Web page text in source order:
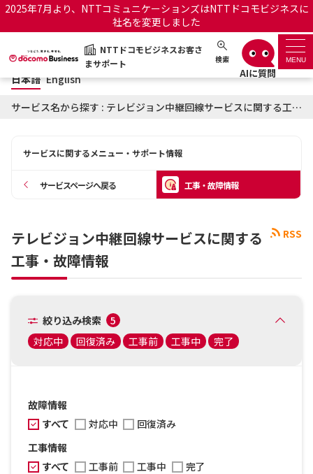
2025年7月より、NTTコミュニケーションズはNTTドコモビジネスに
社名を変更しました
NTTドコモビジネスお客さ
まサポート
検索 MENU
NTTドコモビジネスお客さまサポート 日本語 English
サポートトップ
OCNのお客さまはこちら
工事・故障情報通知サー
日本語 English
サービス名から探す : テレビジョン中継回線サービスに関する工事・故障情報
サービスに関するメニュー・サポート情報
サービスページへ戻る 工事・故障情報
RSS
テレビジョン中継回線サービスに関する
工事・故障情報
絞り込み検索
5
対応中
回復済み 工事前 工事中 完了
故障情報
すべて
対応中
回復済み
工事情報
すべて
工事前 工事中
完了